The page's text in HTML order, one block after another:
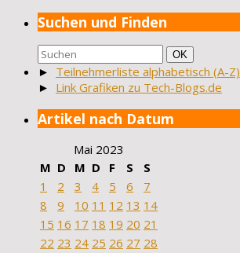
Suchen und Finden
Suchen
nach:
Suchen
OK
► Teilnehmerliste alphabetisch (A-Z)
► Link Grafiken zu Tech-Blogs.de
Artikel nach Datum
Mai 2023
M D M D F S
S
1
2 3 4 5 6
7
8
9 10 11 12 13 14
15 16 17 18 19 20 21
22 23 24 25 26 27 28